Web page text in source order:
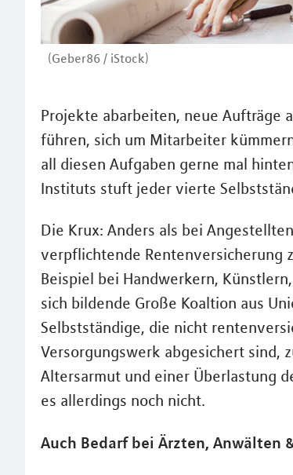
(Geber86 / iStock)
Projekte abarbeiten, neue Aufträge
führen, sich um Mitarbeiter
all diesen Aufgaben gerne mal
Instituts stuft jeder vierte
Die Krux: Anders als bei
verpflichtende Rentenversicherung
Beispiel bei Handwerkern,
sich bildende Große Koaltion aus
Selbstständige, die nicht
Versorgungswerk abgesichert sind,
Altersarmut und einer Überlastung
es allerdings noch nicht.
Auch Bedarf bei Ärzten, Anwälten